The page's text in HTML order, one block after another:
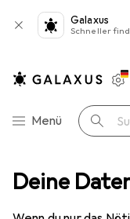
Deine
Galaxus
Schneller
Navigation nach
Menü Suche
Smartphone